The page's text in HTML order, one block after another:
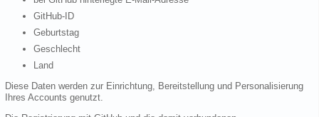
GitHub-ID
Geburtstag
Geschlecht
Land
Diese Daten werden zur Einrichtung, Bereitstellung und Personalisierung
Ihres Accounts genutzt.